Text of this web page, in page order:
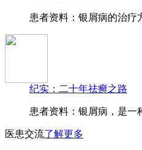
患者资料：银屑病的治疗
纪实：二十年祛癣之路
患者资料：银屑病，是一
医患交流了解更多